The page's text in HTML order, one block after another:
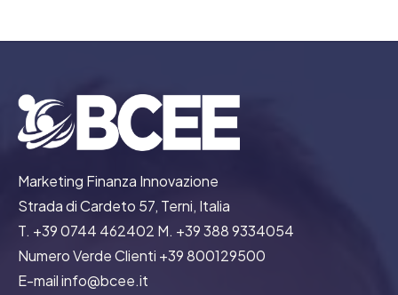
Marketing Finanza Innovazione
Strada di Cardeto 57, Terni, Italia
T. +39 0744 462402 M. +39 388 9334054
Numero Verde Clienti +39 800129500
E-mail info@bcee.it